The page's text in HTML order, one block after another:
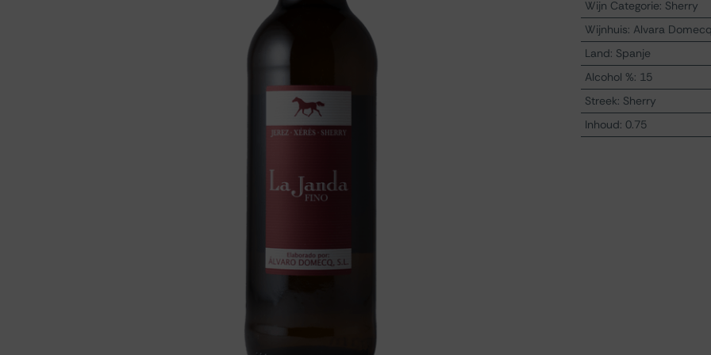
Wijn Categorie: Sherry
Wijnhuis: Alvara
Land: Spanje
Alcohol %: 15
Streek: Sherry
Inhoud: 0.75